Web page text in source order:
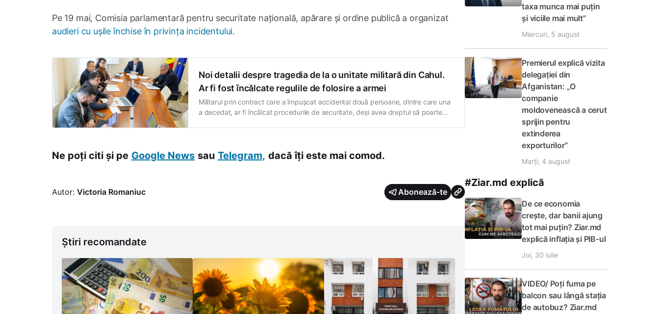
Pe 19 mai, Comisia parlamentară pentru securitate națională, apărare și ordine publică a organizat
audieri cu ușile închise în privința incidentului.
Noi detalii despre tragedia de la o unitate militară din Cahul.
Ar fi fost încălcate regulile de folosire a armei
Militarul prin contract care a împușcat accidental două persoane, dintre care una
a decedat, ar fi încălcat procedurile de securitate, deși avea dreptul să poarte
Ne poți citi și pe Google News sau Telegram, dacă îți este mai comod.
Autor: Victoria Romaniuc Abonează-te
Știri recomandate
taxa munca mai puțin
și viciile mai mult”
Miercuri, 5 august
Premierul explică vizita
delegației din
Afganistan: „O
companie
moldovenească a cerut
sprijin pentru
extinderea
exporturilor”
Marți, 4 august
#Ziar.md explică
De ce economia
crește, dar banii ajung
tot mai puțin? Ziar.md
explică inflația și PIB-ul
Joi, 30 iulie
VIDEO/ Poți fuma pe
balcon sau lângă stația
de autobuz? Ziar.md